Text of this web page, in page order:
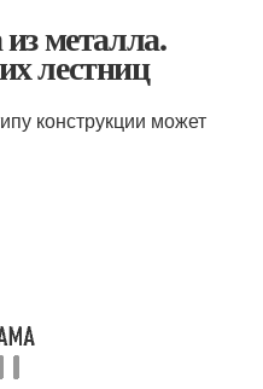
металла.
лестниц
конструкции может